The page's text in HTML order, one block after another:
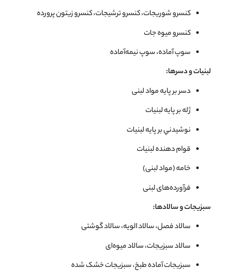
کنسرو شوريجات، کنسرو ترشيجات، کنسرو زیتون پرورده
کنسرو میوه جات
سوپ آماده، سوپ نیمه‌آماده
لبنیات و دسرها:
دسر بر پایه مواد لبنی
ژله بر پایه لبنيات
نوشيدني بر پایه لبنيات
قوام دهنده لبنيات
خامه (مواد لبنی)
فرآورده‌های لبنی
سبزیجات و سالادها:
سالاد فصل، سالاد الويه، سالاد گوشتی
سالاد سبزيجات، سالاد ميوه‌ای
سبزیجات آماده طبخ، سبزیجات خشک شده